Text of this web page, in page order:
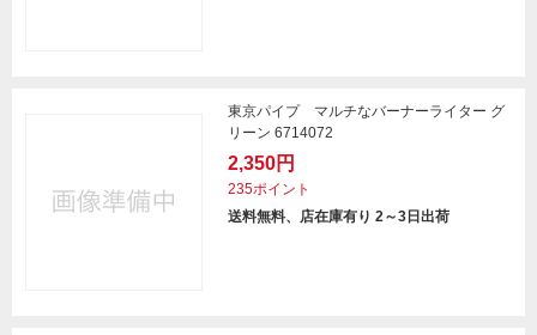
東京パイプ マルチなバーナーライター グ
リーン 6714072
2,350円
235ポイント
送料無料、店在庫有り 2～3日出荷